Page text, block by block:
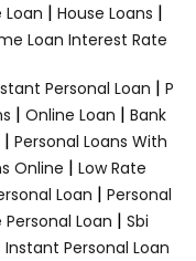
| House Loans |
Loan Interest Rate
Personal Loan | P
| Online Loan | Bank
| Personal Loans With
Online | Low Rate
Loan | Personal
Loan | Sbi
Instant Personal Loan